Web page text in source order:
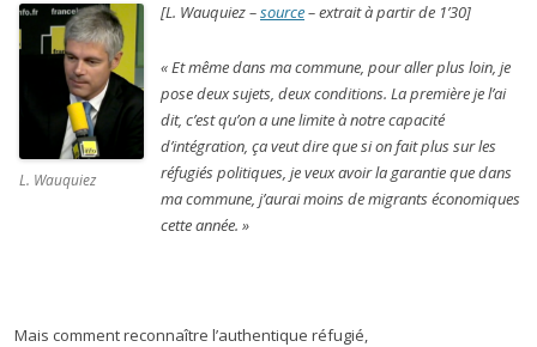
L. Wauquiez
[L. Wauquiez –source– extrait à partir de 1’30]
«Et même dans ma commune, pour aller plus loin, je
pose deux sujets, deux conditions. La première je l’ai
dit, c’est qu’on a une limite à notre capacité
d’intégration, ça veut dire que si on fait plus sur les
réfugiés politiques, je veux avoir la garantie que dans
ma commune, j’aurai moins de migrants économiques
cette année. »
Mais comment reconnaître l’authentique réfugié,